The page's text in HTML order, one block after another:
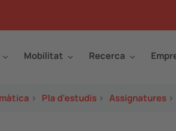
Mobilitat Recerca
> Pla d'estudis > Assignatures >